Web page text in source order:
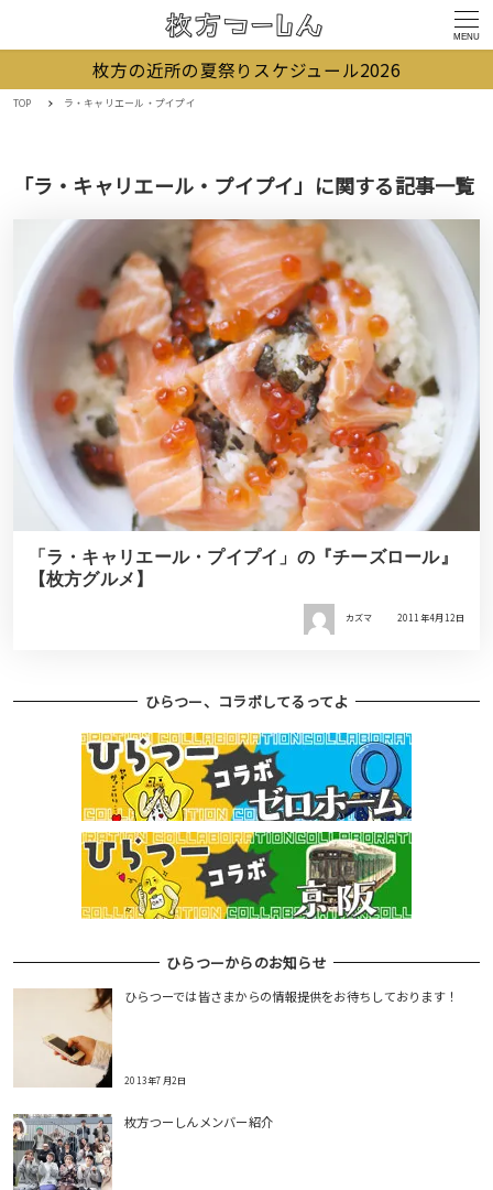
MENU
枚方の近所の夏祭りスケジュール2026
TOP ラ・キャリエール・プイプイ
「ラ・キャリエール・プイプイ」に関する記事一覧
「ラ・キャリエール・プイプイ」の『チーズロール』
【枚方グルメ】
カズマ 2011年4月12日
ひらつー、コラボしてるってよ
ひらつーからのお知らせ
ひらつーでは皆さまからの情報提供をお待ちしております！
2013年7月2日
枚方つーしんメンバー紹介